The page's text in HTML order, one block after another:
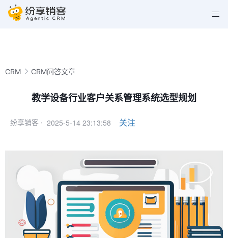
CRM CRM问答文章
教学设备行业客户关系管理系统选型规划
纷享销客 · 2025-5-14 23:13:58 关注